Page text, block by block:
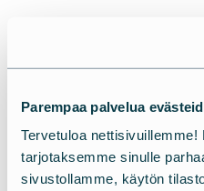
Parempaa palvelua
Tervetuloa
tarjotaksemme sinulle
sivustollamme, käytön